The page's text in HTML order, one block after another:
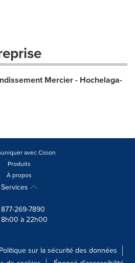
Mercier - Hochelaga-
avec Cision
Produits
À propos
Services
877-269-7890
à 22h00
Politique sur la sécurité des données